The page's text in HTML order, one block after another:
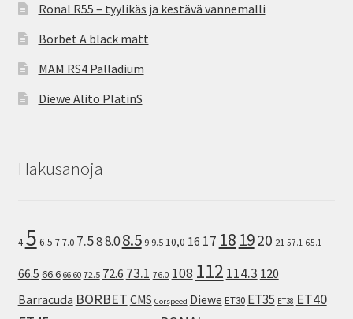
Ronal R55 – tyylikäs ja kestävä vannemalli
Borbet A black matt
MAM RS4 Palladium
Diewe Alito PlatinS
Hakusanoja
4 5 6.5 7 7.0 7.588.08.5 9 9.5 10,0 16 17 18 1920 21 57.1 65.1
66.5 66.6 66.60 72.5 72.6 73.1 76.0 108 112 114.3 120
Barracuda BORBET CMS Corspeed Diewe ET30 ET35 ET38 ET40